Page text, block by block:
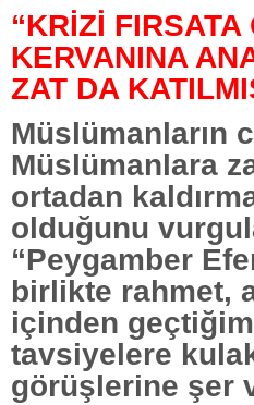
“KRİZİ
KERVANINA
ZAT DA
Müslümanların
Müslümanlara
ortadan
olduğunu
“Peygamber
birlikte rahmet,
içinden
tavsiyelere
görüşlerine şer